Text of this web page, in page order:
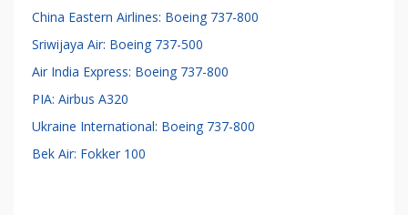
China Eastern Airlines: Boeing 737-800
Sriwijaya Air: Boeing 737-500
Air India Express: Boeing 737-800
PIA: Airbus A320
Ukraine International: Boeing 737-800
Bek Air: Fokker 100